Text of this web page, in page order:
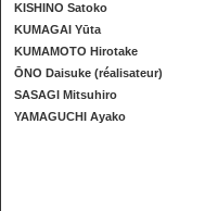
KISHINO Satoko
KUMAGAI Yūta
KUMAMOTO Hirotake
ŌNO Daisuke (réalisateur)
SASAGI Mitsuhiro
YAMAGUCHI Ayako